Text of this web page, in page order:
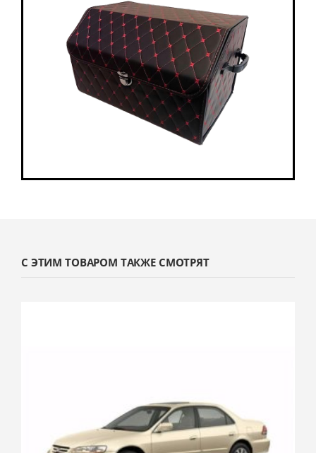
С ЭТИМ ТОВАРОМ ТАКЖЕ СМОТРЯТ